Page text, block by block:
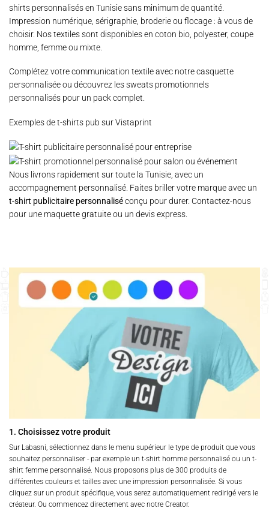
shirts personnalisésen Tunisie sans minimum de quantité.
Impression numérique, sérigraphie, broderie ou flocage : à vous de
choisir. Nos textiles sont disponibles en coton bio, polyester, coupe
homme, femme ou mixte.
Complétez votre communication textile avec notrecasquette
personnaliséeou découvrez lessweats promotionnels
personnalisés pour un pack complet.
Exemples de t-shirts pub sur Vistaprint
Nous livrons rapidement sur toute la Tunisie, avec un
accompagnement personnalisé. Faites briller votre marque avec un
t-shirt publicitaire personnaliséconçu pour durer. Contactez-nous
pour une maquette gratuite ou un devis express.
1. Choisissez votre produit
Sur Labasni, sélectionnez dans le menu supérieur le type de produit que vous
souhaitez personnaliser - par exemple un t-shirt homme personnalisé ou un t-
shirt femme personnalisé. Nous proposons plus de 300 produits de
différentes couleurs et tailles avec une impression personnalisée. Si vous
cliquez sur un produit spécifique, vous serez automatiquement redirigé vers le
créateur. Ou commencez directement avec notre Creator.